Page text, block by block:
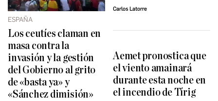
ESPAÑA
Los ceutíes claman en
masa contra la
invasión y la gestión
del Gobierno al grito
de «basta ya» y
«Sánchez dimisión»
Carlos Latorre
Aemet pronostica que
el viento amainará
durante esta noche en
el incendio de Tírig